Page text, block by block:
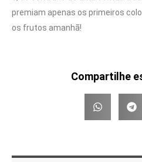
premiam apenas os primeiros
os frutos amanhã!
Compartilhe